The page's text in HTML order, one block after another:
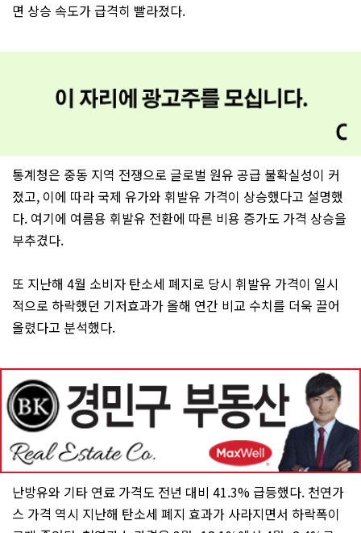
면 상승 속도가 급격히 빨라졌다.
통계청은 중동 지역 전쟁으로 글로벌 원유 공급 불확실성이 커
졌고, 이에 따라 국제 유가와 휘발유 가격이 상승했다고 설명했
다. 여기에 여름용 휘발유 전환에 따른 비용 증가도 가격 상승을
부추겼다.
또 지난해 4월 소비자 탄소세 폐지로 당시 휘발유 가격이 일시
적으로 하락했던 기저효과가 올해 연간 비교 수치를 더욱 끌어
올렸다고 분석했다.
난방유와 기타 연료 가격도 전년 대비 41.3% 급등했다. 천연가
스 가격 역시 지난해 탄소세 폐지 효과가 사라지면서 하락폭이